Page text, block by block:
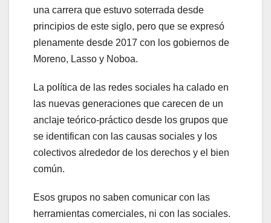
una carrera que estuvo soterrada desde
principios de este siglo, pero que se expresó
plenamente desde 2017 con los gobiernos de
Moreno, Lasso y Noboa.
La política de las redes sociales ha calado en
las nuevas generaciones que carecen de un
anclaje teórico-práctico desde los grupos que
se identifican con las causas sociales y los
colectivos alrededor de los derechos y el bien
común.
Esos grupos no saben comunicar con las
herramientas comerciales, ni con las sociales.